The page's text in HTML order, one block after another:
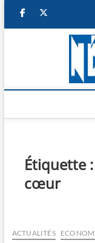
facebook
Étiquette :
cœur
ACTUALITÉS